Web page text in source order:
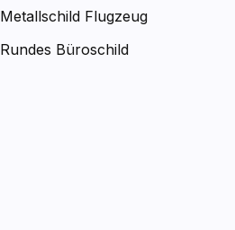
Metallschild Flugzeug
Rundes Büroschild